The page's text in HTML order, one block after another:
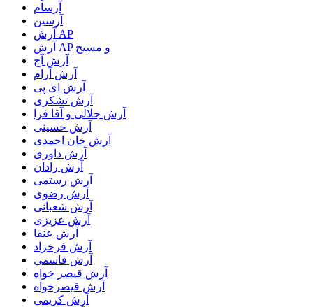
آرسام
آرسین
آرش AP
آرش AP و مسیح
آرش آج
آرش آرام
آرش ای پی
آرش تشکری
آرش جلالی و آقا فرا
آرش حسینی
آرش خان احمدی
آرش داوری
آرش رادان
آرش رستمى
آرش رضوی
آرش شعبانی
آرش عزیزی
آرش عنقا
آرش فرخزاد
آرش قاسمی
آرش قیصر خواه
آرش قیصرخواه
آرش کریمی